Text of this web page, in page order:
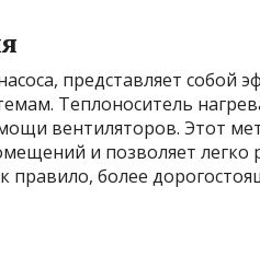
представляет собой
Теплоноситель
вентиляторов. Этот
и позволяет легко
правило, более